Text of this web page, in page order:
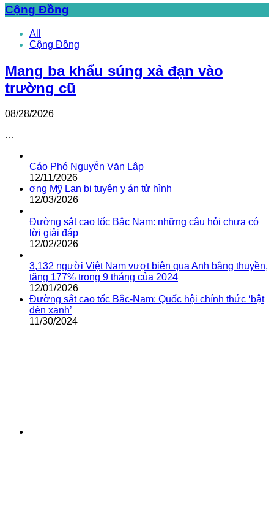
Cộng Đồng
All
Cộng Đồng
Mang ba khẩu súng xả đạn vào
trường cũ
08/28/2026
…
Cáo Phó Nguyễn Văn Lập
12/11/2026
ơng Mỹ Lan bị tuyên y án tử hình
12/03/2026
Đường sắt cao tốc Bắc Nam: những câu hỏi chưa có
lời giải đáp
12/02/2026
3,132 người Việt Nam vượt biên qua Anh bằng thuyền,
tăng 177% trong 9 tháng của 2024
12/01/2026
Đường sắt cao tốc Bắc-Nam: Quốc hội chính thức ‘bật
đèn xanh’
11/30/2024